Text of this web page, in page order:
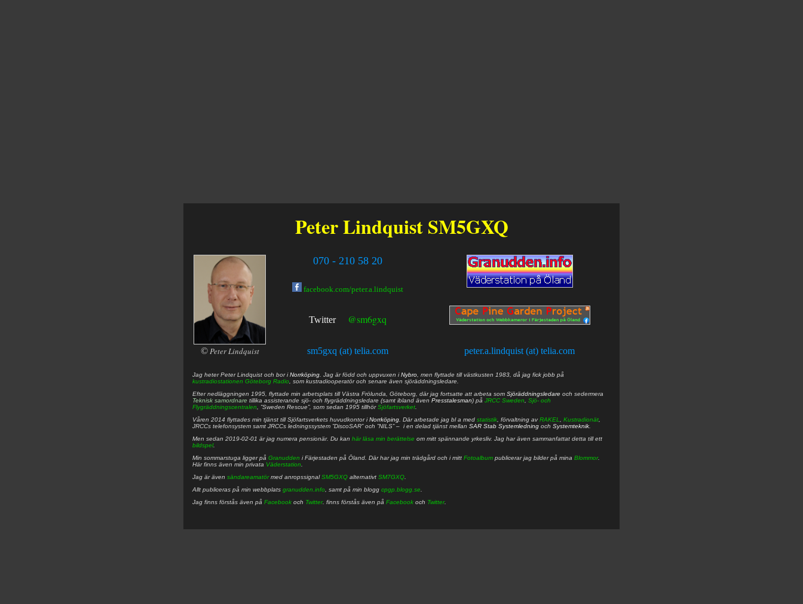
Peter Lindquist SM5GXQ
© Peter Lindquist
070 - 210 58 20
facebook.com/peter.a.lindquist
Twitter @sm6gxq
sm5gxq (at) telia.com peter.a.lindquist (at) telia.com
Jag heterPeter Lindquist och bor iNorrköping . Jag är född och uppvuxen iNybro , men flyttade till västkusten 1983, då jag fick jobb på
kustradiostationen Göteborg Radio , som kustradiooperatör och senare även sjöräddningsledare.
Efter nedläggningen 1995, flyttade min arbetsplats till Västra Frölunda, Göteborg, där jag fortsatte att arbeta som Sjöräddningsledare och sedermera
Teknisk samordnare tillika assisterande sjö- och flygräddningsledare (samt ibland även Presstalesman) på JRCC Sweden
Sjö- och
Flygräddningscentralen , ”Sweden Rescue”, som sedan 1995 tillhörSjöfartsverket
Våren 2014 flyttades min tjänst till Sjöfartsverkets huvudkontor iNorrköping . Där arbetade jag bl a med statistik , förvaltning avRAKEL Kustradionät
JRCCs telefonsystem samt JRCCs ledningssystem ”DiscoSAR” och ”NILS” – i en delad tjänst mellan SAR Stab Systemledning och Systemteknik
Men sedan 2019-02-01 är jag numera pensionär. Du kan här läsa min berättelse om mitt spännande yrkesliv. Jag har även sammanfattat detta till ett
bildspel.
Min sommarstuga ligger på Granudden i Färjestaden på Öland. Där har jag min trädgård och i mitt Fotoalbum publicerar jag bilder på mina Blommor.
Här finns även min privata Väderstation
Jag är även sändareamatörmed anropssignalSM5GXQ alternativt SM7GXQ
Allt publiceras på min webbplats granudden.info , samt på min blogg cpgp.blogg.se
Jag finns förstås även på Facebook och Twitter. finns förstås även på Facebook och Twitter.